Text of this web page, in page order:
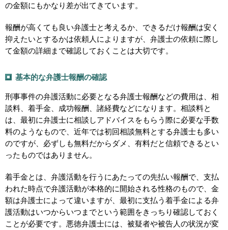
の金額にもかなり差が出てきています。
報酬が高くても良い弁護士と考えるか、できるだけ報酬は安く
抑えたいとするかは依頼人によりますが、弁護士の依頼に際し
て金額の詳細まで確認しておくことは大切です。
基本的な弁護士報酬の確認
刑事事件の弁護活動に必要となる弁護士報酬などの費用は、相
談料、着手金、成功報酬、諸経費などになります。相談料と
は、最初に弁護士に相談しアドバイスをもらう際に必要な手数
料のようなもので、近年では初回相談無料とする弁護士も多い
のですが、必ずしも無料だからダメ、有料だと信頼できるとい
ったものではありません。
着手金とは、弁護活動を行うにあたっての先払い報酬で、支払
われた時点で弁護活動が本格的に開始される性格のもので、金
額は弁護士によって違いますが、最初に支払う着手金による弁
護活動はいつからいつまでという範囲をきっちり確認しておく
ことが必要です。悪徳弁護士には、被疑者や被告人の状況が変